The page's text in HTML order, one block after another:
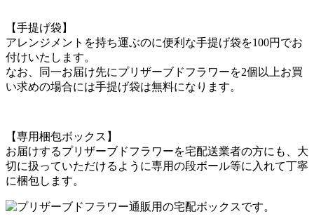
【手提げ袋】
アレンジメントを持ち運ぶのに便利な手提げ袋を100円でお
付けいたします。
なお、同一お届け先にプリザーブドフラワーを2個以上お買
い求めの場合には手提げ袋は無料になります。
【専用梱包ボックス】
お届けするプリザーブドフラワーを宅配送業者の方にも、大
切に扱っていただけるように専用の段ボール等に入れて丁寧
に梱包します。